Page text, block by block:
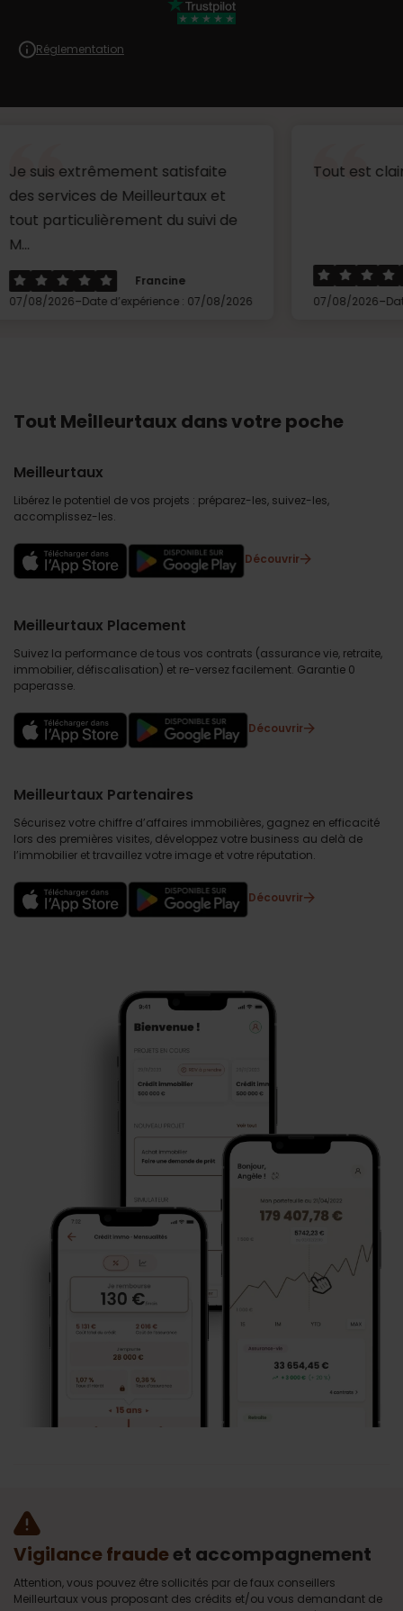
Réglementation
satisfaite
de Meilleurtaux et
du suivi de
Francine
-Date d’expérience : 07/08/2026
Tout est clair merci...
07/08/2026
-Date
Tout Meilleurtaux dans votre poche
Meilleurtaux
Libérez le potentiel de vos projets : préparez-les, suivez-les,
accomplissez-les.
Découvrir
Meilleurtaux Placement
Suivez la performance de tous vos contrats (assurance vie, retraite,
immobilier, défiscalisation) et re-versez facilement. Garantie 0
paperasse.
Découvrir
Meilleurtaux Partenaires
Sécurisez votre chiffre d’affaires immobilières, gagnez en efficacité
lors des premières visites, développez votre business au delà de
l’immobilier et travaillez votre image et votre réputation.
Découvrir
Vigilance fraudeet accompagnement
Attention, vous pouvez être sollicités par de faux conseillers
Meilleurtaux vous proposant des crédits et/ou vous demandant de